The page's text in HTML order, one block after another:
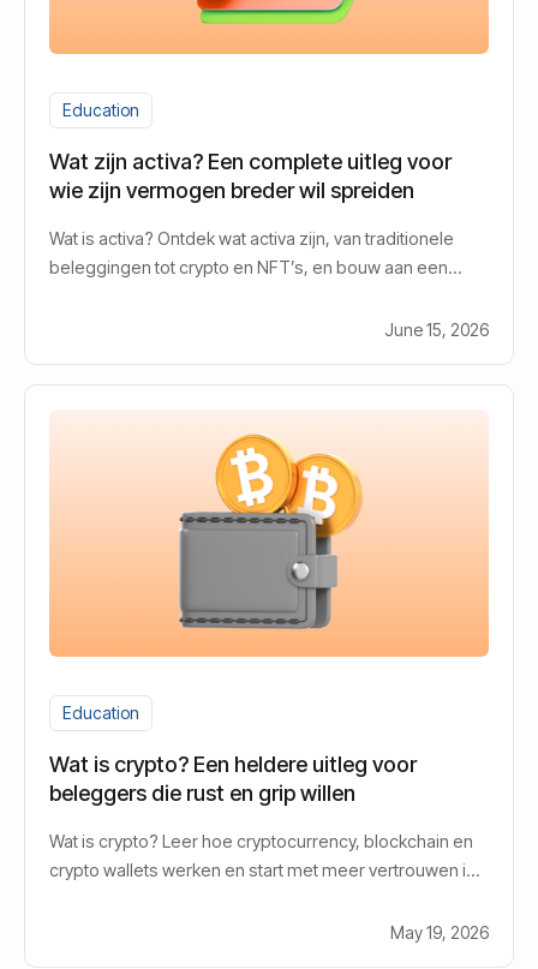
Education
Wat zijn activa? Een complete uitleg voor
wie zijn vermogen breder wil spreiden
Wat is activa? Ontdek wat activa zijn, van traditionele
beleggingen tot crypto en NFT’s, en bouw aan een
June 15, 2026
Education
Wat is crypto? Een heldere uitleg voor
beleggers die rust en grip willen
Wat is crypto? Leer hoe cryptocurrency, blockchain en
crypto wallets werken en start met meer vertrouwen in
May 19, 2026